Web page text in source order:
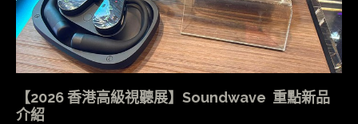
【2026 香港高級視聽展】Soundwave 重點新品
介紹